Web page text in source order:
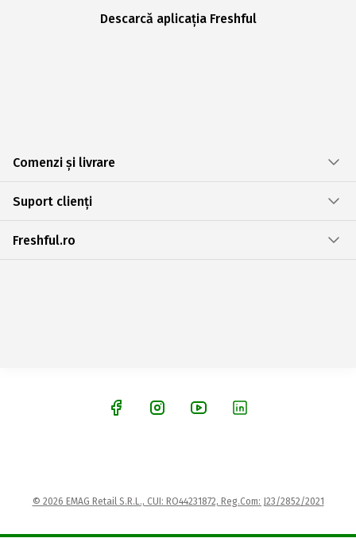
Descarcă aplicația Freshful
Comenzi și livrare
Suport clienți
Freshful.ro
© 2026 EMAG Retail S.R.L., CUI: RO44231872, Reg.Com: J23/2852/2021